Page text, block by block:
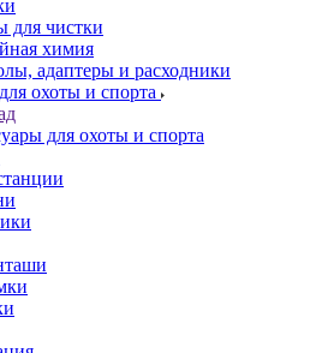
для чистки
химия
адаптеры и расходники
охоты и спорта
для охоты и спорта